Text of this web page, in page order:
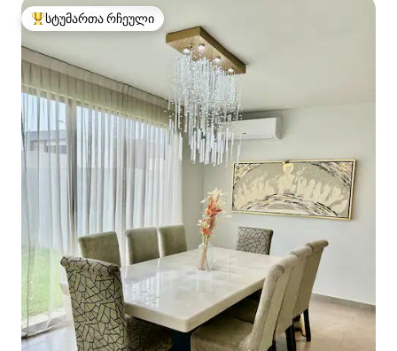
სტუმართა რჩეული მოწინავე ვარიანტი
სტუმართა რჩეული